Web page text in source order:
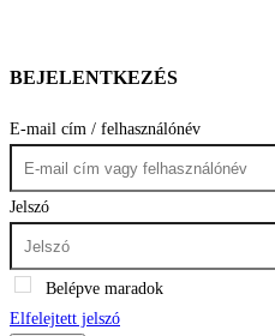
BEJELENTKEZÉS
E-mail cím / felhasználónév
Jelszó
Belépve maradok
Elfelejtett jelszó